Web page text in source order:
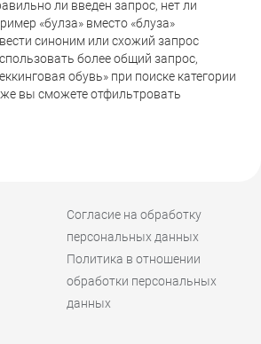
ли введен запрос, нет ли
«булза» вместо «блуза»
синоним или схожий запрос
более общий запрос,
обувь» при поиске категории
вы сможете отфильтровать
Согласие на обработку
персональных данных
Политика в отношении
обработки персональных
данных